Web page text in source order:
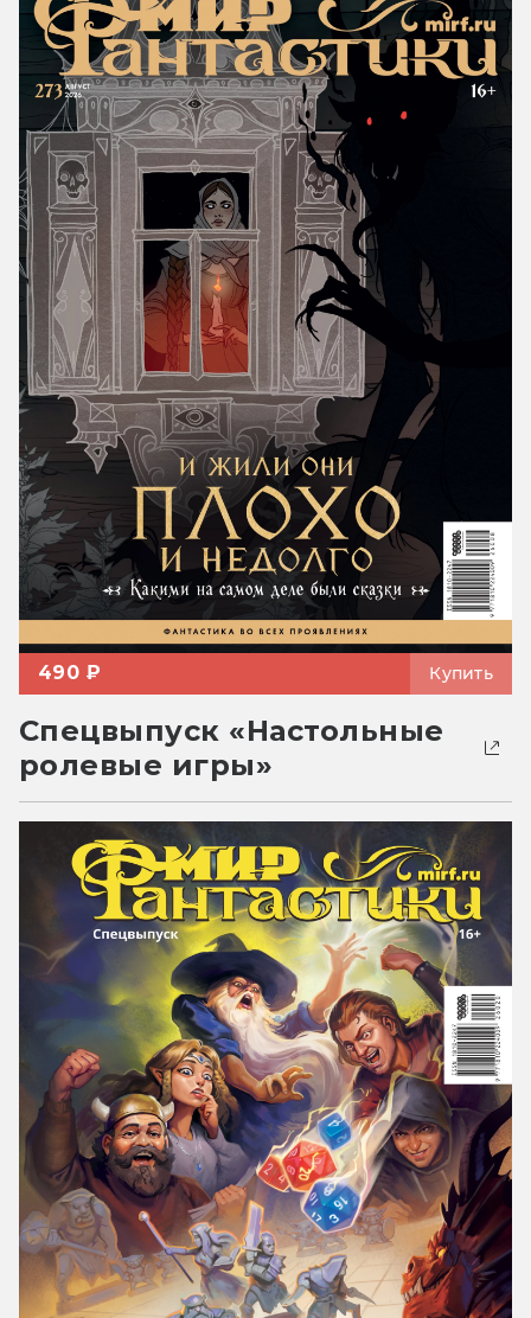
490 ₽ Купить
Спецвыпуск «Настольные
ролевые игры»